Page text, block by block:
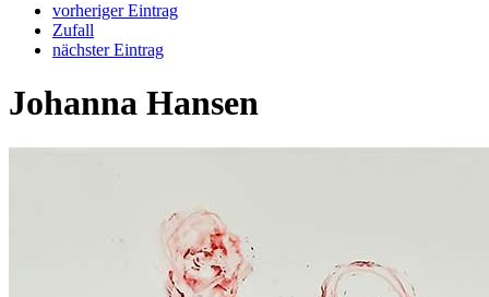
vorheriger Eintrag
Zufall
nächster Eintrag
Johanna Hansen